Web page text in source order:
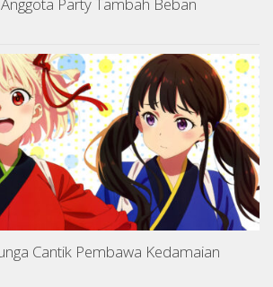
Cantik Pembawa Kedamaian